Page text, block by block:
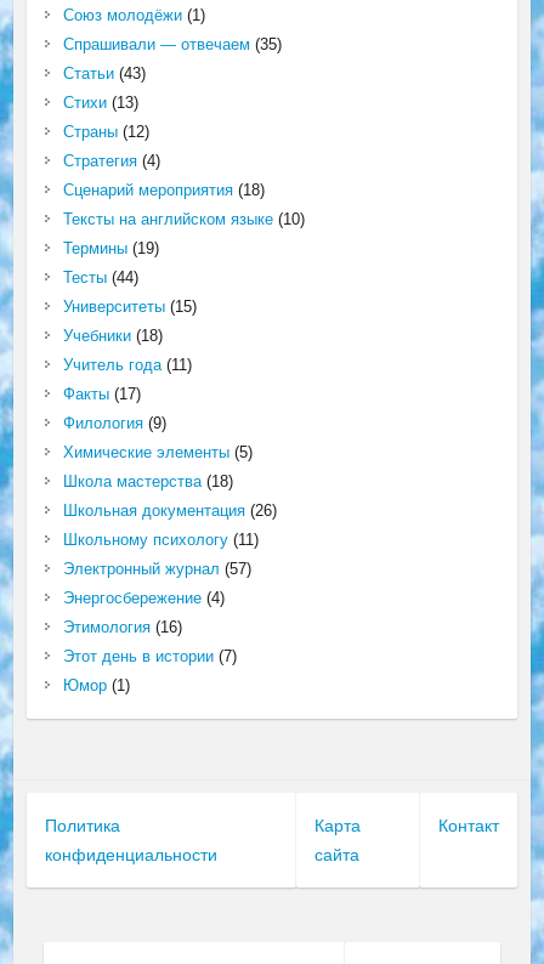
Союз молодёжи(1)
Спрашивали — отвечаем (35)
Статьи(43)
Стихи(13)
Страны(12)
Стратегия(4)
Сценарий мероприятия(18)
Тексты на английском языке(10)
Термины(19)
Тесты(44)
Университеты(15)
Учебники(18)
Учитель года(11)
Факты(17)
Филология(9)
Химические элементы(5)
Школа мастерства(18)
Школьная документация(26)
Школьному психологу(11)
Электронный журнал (57)
Энергосбережение(4)
Этимология(16)
Этот день в истории(7)
Юмор(1)
Политика
конфиденциальности
Карта
сайта
Контакт